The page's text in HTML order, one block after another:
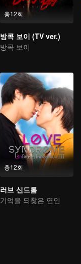
총12회
방콕 보이 (TV ver.)
방콕 보이
총12회
러브 신드롬
기억을 되찾은 연인